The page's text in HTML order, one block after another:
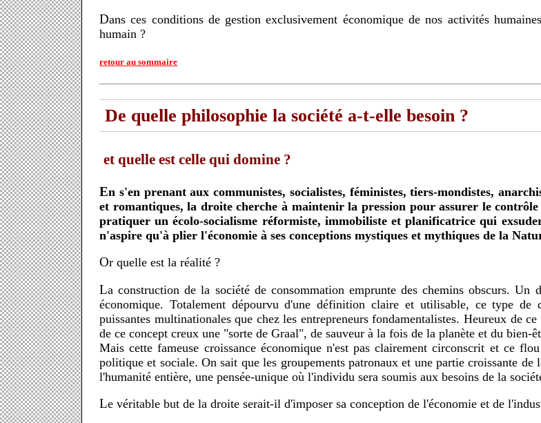
Dans ces conditions de gestion exclusivement économique de nos activités humaines, comment prendre en compte les spécificités propres à chaque être
humain ?
retour au sommaire
De quelle philosophie la société a-t-elle besoin ?
et quelle est celle qui domine ?
En s'en prenant aux communistes, socialistes, féministes, tiers-mondistes, anarchistes, écologistes, syndicalistes, contestataires, pacifistes, libertaires
et romantiques, la droite cherche à maintenir la pression pour assurer le contrôle
pratiquer un écolo-socialisme réformiste, immobiliste et planificatrice qui
n'aspire qu'à plier l'économie à ses conceptions mystiques et mythiques de la
Or quelle est la réalité ?
La construction de la société de consommation emprunte des chemins obscurs. Un des thèmes récurrents du discours politique est celui de la croissance
économique. Totalement dépourvu d'une définition claire et utilisable, ce type de
puissantes multinationales que chez les entrepreneurs fondamentalistes. Heureux de
de ce concept creux une "sorte de Graal", de sauveur à la fois de la planète et du bien-
Mais cette fameuse croissance économique n'est pas clairement circonscrit et ce
politique et sociale. On sait que les groupements patronaux et une partie croissante
l'humanité entière, une pensée-unique où l'individu sera soumis aux besoins de la
Le véritable but de la droite serait-il d'imposer sa conception de l'économie et de